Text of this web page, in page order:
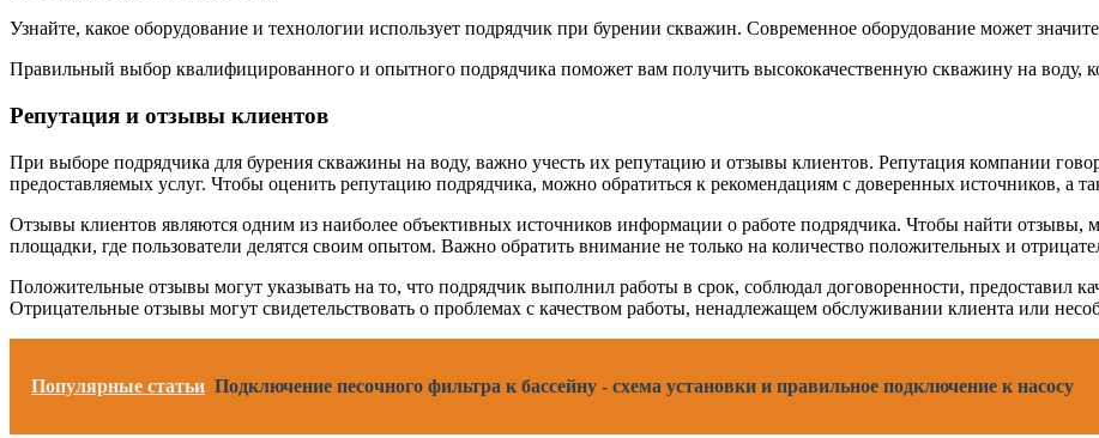
Узнайте, какое оборудование и технологии использует подрядчик при бурении скважин. Современное оборудование может
Правильный выбор квалифицированного и опытного подрядчика поможет вам получить высококачественную скважину на воду,
Репутация и отзывы клиентов
При выборе подрядчика для бурения скважины на воду, важно учесть их репутацию и отзывы клиентов. Репутация компании
предоставляемых услуг. Чтобы оценить репутацию подрядчика, можно обратиться к рекомендациям с доверенных источников, а
Отзывы клиентов являются одним из наиболее объективных источников информации о работе подрядчика. Чтобы найти отзывы,
площадки, где пользователи делятся своим опытом. Важно обратить внимание не только на количество положительных и
Положительные отзывы могут указывать на то, что подрядчик выполнил работы в срок, соблюдал договоренности, предоставил
Отрицательные отзывы могут свидетельствовать о проблемах с качеством работы, ненадлежащем обслуживании клиента или
Популярные статьи Подключение песочного фильтра к бассейну - схема установки и правильное подключение к насосу